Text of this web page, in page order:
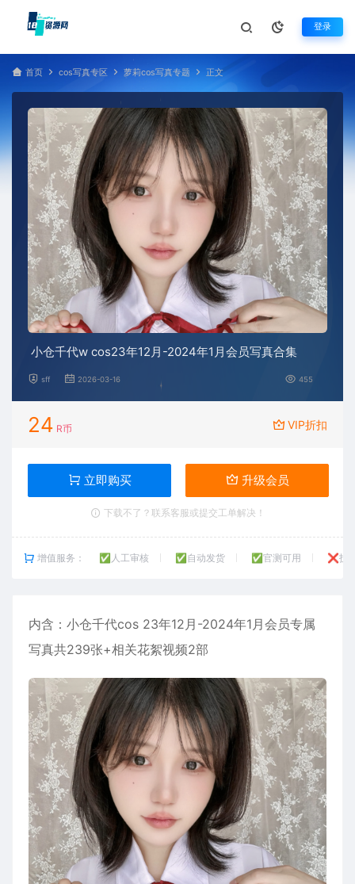
登录
首页 cos写真专区 萝莉cos写真专题 正文
小仓千代w cos23年12月-2024年1月会员写真合集
sff 2026-03-16 455
24 R币 VIP折扣
立即购买 升级会员
下载不了？联系客服或提交工单解决！
增值服务： ✅人工审核 ✅自动发货 ✅官测可用 ❌技
内含： 小仓千代cos 23年12月-2024年1月会员专属
写真共239张+相关花絮视频2部